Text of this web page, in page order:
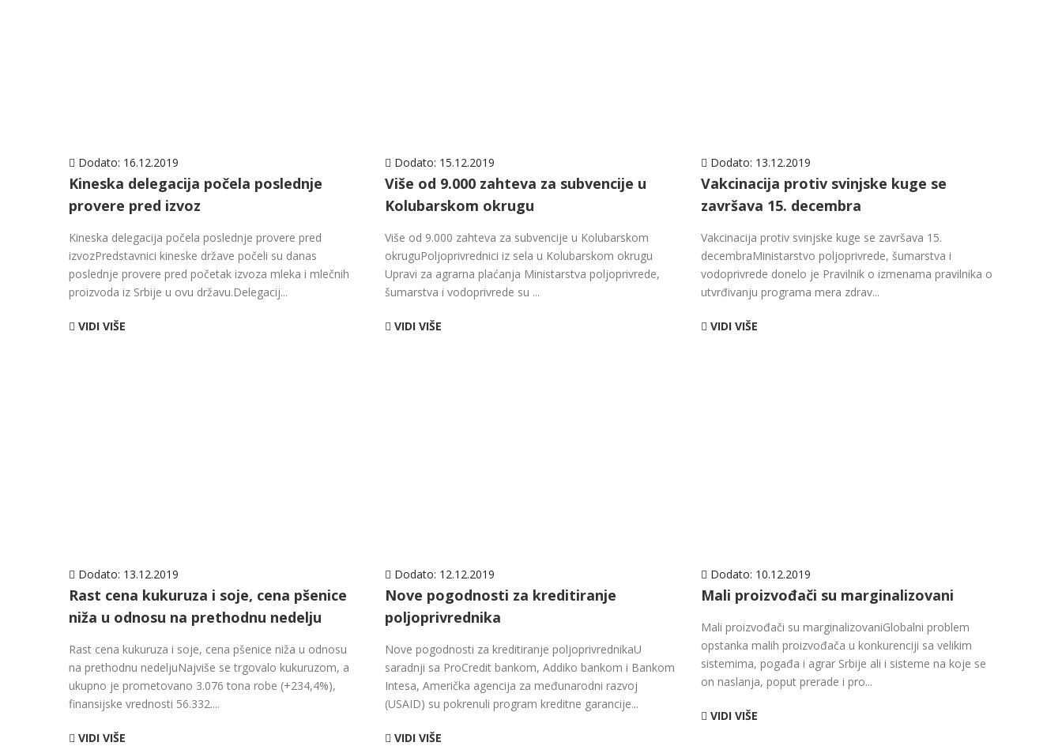
Dodato: 16.12.2019
Kineska delegacija počela poslednje
provere pred izvoz
Kineska delegacija počela poslednje provere pred
izvozPredstavnici kineske države počeli su danas
poslednje provere pred početak izvoza mleka i mlečnih
proizvoda iz Srbije u ovu državu.Delegacij...
VIDI VIŠE
Dodato: 15.12.2019
Više od 9.000 zahteva za subvencije u
Kolubarskom okrugu
Više od 9.000 zahteva za subvencije u Kolubarskom
okruguPoljoprivrednici iz sela u Kolubarskom okrugu
Upravi za agrarna plaćanja Ministarstva poljoprivrede,
šumarstva i vodoprivrede su ...
VIDI VIŠE
Dodato: 13.12.2019
Vakcinacija protiv svinjske kuge se
završava 15. decembra
Vakcinacija protiv svinjske kuge se završava 15.
decembraMinistarstvo poljoprivrede, šumarstva i
vodoprivrede donelo je Pravilnik o izmenama pravilnika o
utvrđivanju programa mera zdrav...
VIDI VIŠE
Dodato: 13.12.2019
Rast cena kukuruza i soje, cena pšenice
niža u odnosu na prethodnu nedelju
Rast cena kukuruza i soje, cena pšenice niža u odnosu
na prethodnu nedeljuNajviše se trgovalo kukuruzom, a
ukupno je prometovano 3.076 tona robe (+234,4%),
finansijske vrednosti 56.332....
VIDI VIŠE
Dodato: 12.12.2019
Nove pogodnosti za kreditiranje
poljoprivrednika
Nove pogodnosti za kreditiranje poljoprivrednikaU
saradnji sa ProCredit bankom, Addiko bankom i Bankom
Intesa, Američka agencija za međunarodni razvoj
(USAID) su pokrenuli program kreditne garancije...
VIDI VIŠE
Dodato: 10.12.2019
Mali proizvođači su marginalizovani
Mali proizvođači su marginalizovaniGlobalni problem
opstanka malih proizvođača u konkurenciji sa velikim
sistemima, pogađa i agrar Srbije ali i sisteme na koje se
on naslanja, poput prerade i pro...
VIDI VIŠE